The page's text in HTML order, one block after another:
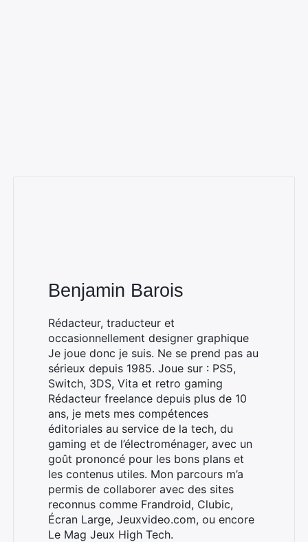
Benjamin Barois
Rédacteur, traducteur et
occasionnellement designer graphique
Je joue donc je suis. Ne se prend pas au
sérieux depuis 1985. Joue sur : PS5,
Switch, 3DS, Vita et retro gaming
Rédacteur freelance depuis plus de 10
ans, je mets mes compétences
éditoriales au service de la tech, du
gaming et de l’électroménager, avec un
goût prononcé pour les bons plans et
les contenus utiles. Mon parcours m’a
permis de collaborer avec des sites
reconnus comme Frandroid, Clubic,
Écran Large, Jeuxvideo.com, ou encore
Le Mag Jeux High Tech.